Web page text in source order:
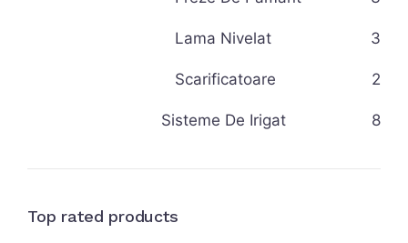
Lama Nivelat 3
Scarificatoare 2
Sisteme De Irigat 8
Top rated products